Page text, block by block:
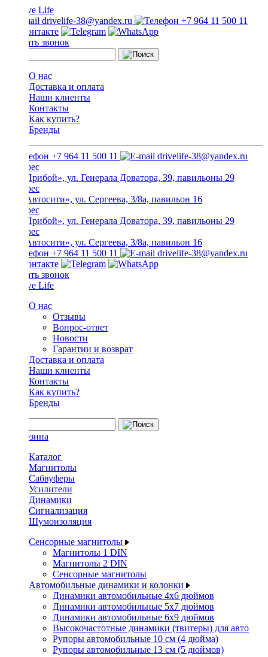
drivelife-38@yandex.ru +7 964 11 500 11
Заказать звонок
О нас
Доставка и оплата
Наши клиенты
Контакты
Как купить?
Бренды
+7 964 11 500 11 drivelife-38@yandex.ru
ТЦ «Прибой», ул. Генерала Доватора, 39, павильоны 29
ТЦ «Автосити», ул. Сергеева, 3/8а, павильон 16
ТЦ «Прибой», ул. Генерала Доватора, 39, павильоны 29
ТЦ «Автосити», ул. Сергеева, 3/8а, павильон 16
+7 964 11 500 11
drivelife-38@yandex.ru
Заказать звонок
О нас
Отзывы
Вопрос-ответ
Новости
Гарантии и возврат
Доставка и оплата
Наши клиенты
Контакты
Как купить?
Бренды
Каталог
Магнитолы
Сабвуферы
Усилители
Динамики
Сигнализация
Шумоизоляция
Сенсорные магнитолы
Магнитолы 1 DIN
Магнитолы 2 DIN
Сенсорные магнитолы
Автомобильные динамики и колонки
Динамики автомобильные 4x6 дюймов
Динамики автомобильные 5x7 дюймов
Динамики автомобильные 6x9 дюймов
Высокочастотные динамики (твитеры) для авто
Рупоры автомобильные 10 см (4 дюйма)
Рупоры автомобильные 13 см (5 дюймов)